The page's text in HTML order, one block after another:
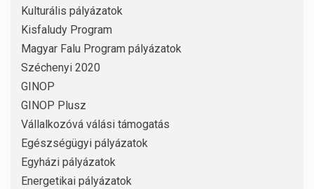
Kulturális pályázatok
Kisfaludy Program
Magyar Falu Program pályázatok
Széchenyi 2020
GINOP
GINOP Plusz
Vállalkozóvá válási támogatás
Egészségügyi pályázatok
Egyházi pályázatok
Energetikai pályázatok